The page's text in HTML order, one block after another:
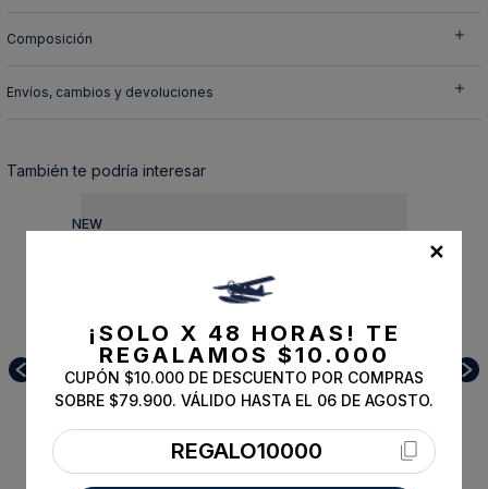
Composición
Envíos, cambios y devoluciones
También te podría interesar
NEW
✕
¡SOLO X 48 HORAS! TE
REGALAMOS $10.000
CUPÓN $10.000 DE DESCUENTO POR COMPRAS
SOBRE $79.900. VÁLIDO HASTA EL 06 DE AGOSTO.
REGALO10000